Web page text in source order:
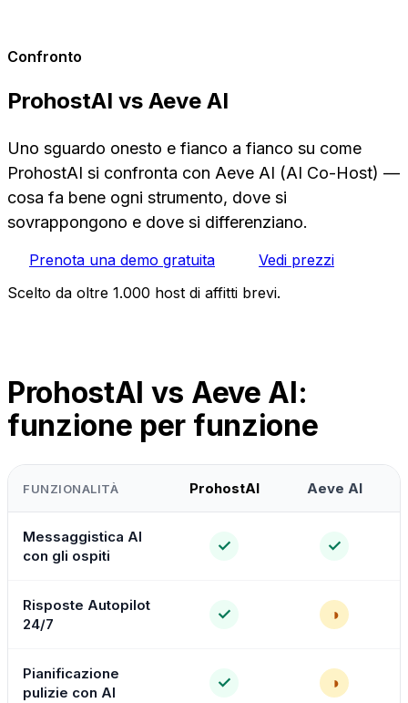
Confronto
ProhostAI vs Aeve AI
Uno sguardo onesto e fianco a fianco su come
ProhostAI si confronta con Aeve AI (AI Co-Host) —
cosa fa bene ogni strumento, dove si
sovrappongono e dove si differenziano.
Prenota una demo gratuita
Vedi prezzi
Scelto da oltre 1.000 host di affitti brevi.
ProhostAI vs Aeve AI:
funzione per funzione
FUNZIONALITÀ ProhostAI Aeve AI
Messaggistica AI
con gli ospiti
✓ ✓
Risposte Autopilot
24/7
✓ ◑
Pianificazione
pulizie con AI
✓ ◑